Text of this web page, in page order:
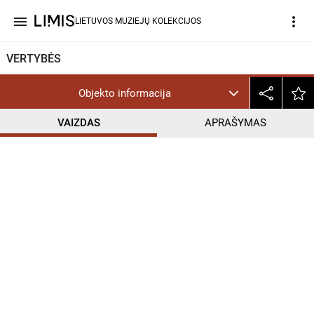
menu LIETUVOS MUZIEJŲ KOLEKCIJOS more_vert
VERTYBĖS
Objekto informacija
VAIZDAS APRAŠYMAS